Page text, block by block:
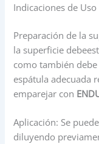
Indicaciones de Uso
Preparación de la
la superficie
como también
espátula adecuada
emparejar con
Aplicación: Se
diluyendo